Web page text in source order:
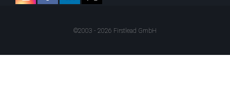
©2003 - 2026 Firstlead GmbH